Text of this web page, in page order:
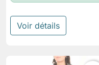
Voir détails